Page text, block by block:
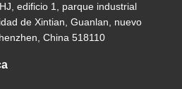
edificio 1, parque industrial
de Xintian, Guanlan, nuevo
China 518110